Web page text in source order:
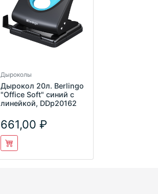
Дыроколы
Дырокол 20л. Berlingo
"Office Soft" синий c
линейкой, DDp20162
661,00